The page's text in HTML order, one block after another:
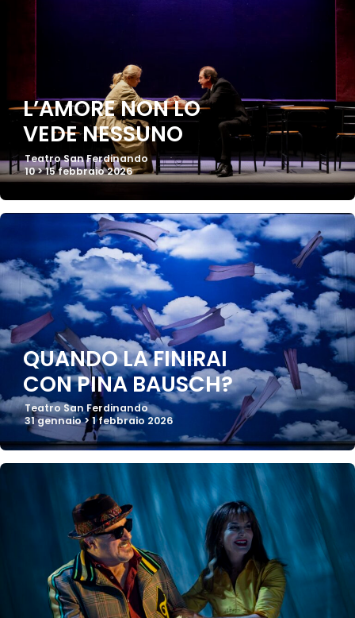
L’AMORE NON LO
VEDE NESSUNO
Teatro San Ferdinando
10 > 15 febbraio 2026
QUANDO LA FINIRAI
CON PINA BAUSCH?
Teatro San Ferdinando
31 gennaio > 1 febbraio 2026